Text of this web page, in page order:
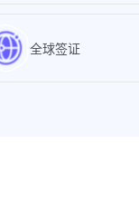
全球签证